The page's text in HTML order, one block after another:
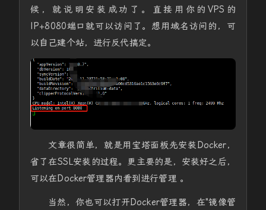
候，就说明安装成功了。直接用你的VPS的
IP+8080端口就可以访问了。想用域名访问的，可
以自己建个站，进行反代搞定。
文章很简单，就是用宝塔面板先安装Docker，
省了在SSL安装的过程。更主要的是，安装好之后，
可以在Docker管理器内看到进行管理 。
当然，你也可以打开Docker管理器，在"镜像管